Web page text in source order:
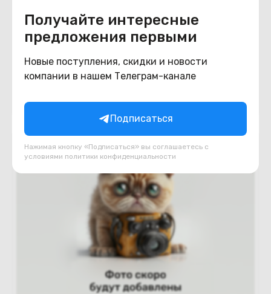
Получайте интересные
предложения первыми
Новые поступления, скидки и новости
компании в нашем Телеграм-канале
Подписаться
Нажимая кнопку «Подписаться» вы соглашаетесь с
условиями политики конфиденциальности
Беспроводная мышь Kakusiga KSC-378
(чёрный)
В корзину
25BYN 35